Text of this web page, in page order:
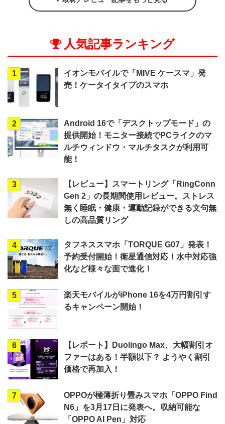
人気記事ランキング
1
イオンモバイルで「MIVE ケースマ」発
売！ケータイタイプのスマホ
2
Android 16で「デスクトップモード」の
提供開始！モニター接続でPCライクのマ
ルチウィンドウ・マルチタスクが利用可
能！
3
【レビュー】スマートリング「RingConn
Gen 2」の長期間使用レビュー。ストレス
無く睡眠・健康・運動記録ができる文句無
しの高品質リング
4
タフネススマホ「TORQUE G07」発表！
予約受付開始！衛星通信対応！水中対応強
化など様々な面で進化！
5
楽天モバイルがiPhone 16を4万円割引す
るキャンペーン開始！
6
【レポート】Duolingo Max、大幅割引オ
ファーはある！半額以下？ ようやく割引
価格で再加入！
7
OPPOが極薄折り畳みスマホ「OPPO Find
N6」を3月17日に発表へ。収納可能な
「OPPO AI Pen」対応